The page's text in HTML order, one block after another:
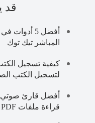
قد
أفضل 5
المباشر تيك توك
لتسجيل الكتب
قراءة ملفات PDF بالصوت بسهولة ووضوح